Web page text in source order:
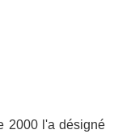
2000 l'a désigné